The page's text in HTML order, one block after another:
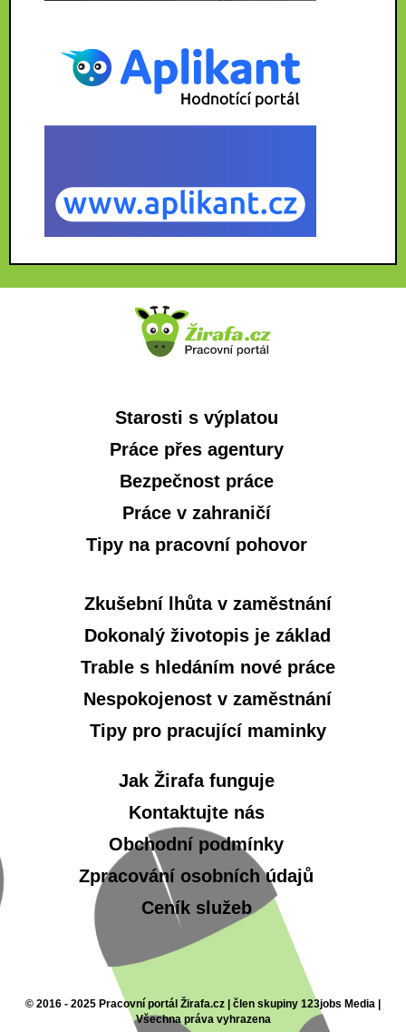
Starosti s výplatou
Práce přes agentury
Bezpečnost práce
Práce v zahraničí
Tipy na pracovní pohovor
Zkušební lhůta v zaměstnání
Dokonalý životopis je základ
Trable s hledáním nové práce
Nespokojenost v zaměstnání
Tipy pro pracující maminky
Jak Žirafa funguje
Kontaktujte nás
Obchodní podmínky
Zpracování osobních údajů
Ceník služeb
© 2016 - 2025 Pracovní portál Žirafa.cz | člen skupiny 123jobs Media |
Všechna práva vyhrazena